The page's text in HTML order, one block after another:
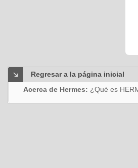
Regresar a la página inicial
Acerca de Hermes: ¿Qué es